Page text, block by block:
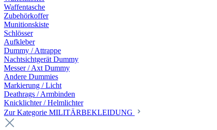
Waffentasche
Zubehörkoffer
Munitionskiste
Schlösser
Aufkleber
Dummy / Attrappe
Nachtsichtgerät Dummy
Messer / Axt Dummy
Andere Dummies
Markierung / Licht
Deathrags / Armbinden
Knicklichter / Helmlichter
Zur Kategorie MILITÄRBEKLEIDUNG